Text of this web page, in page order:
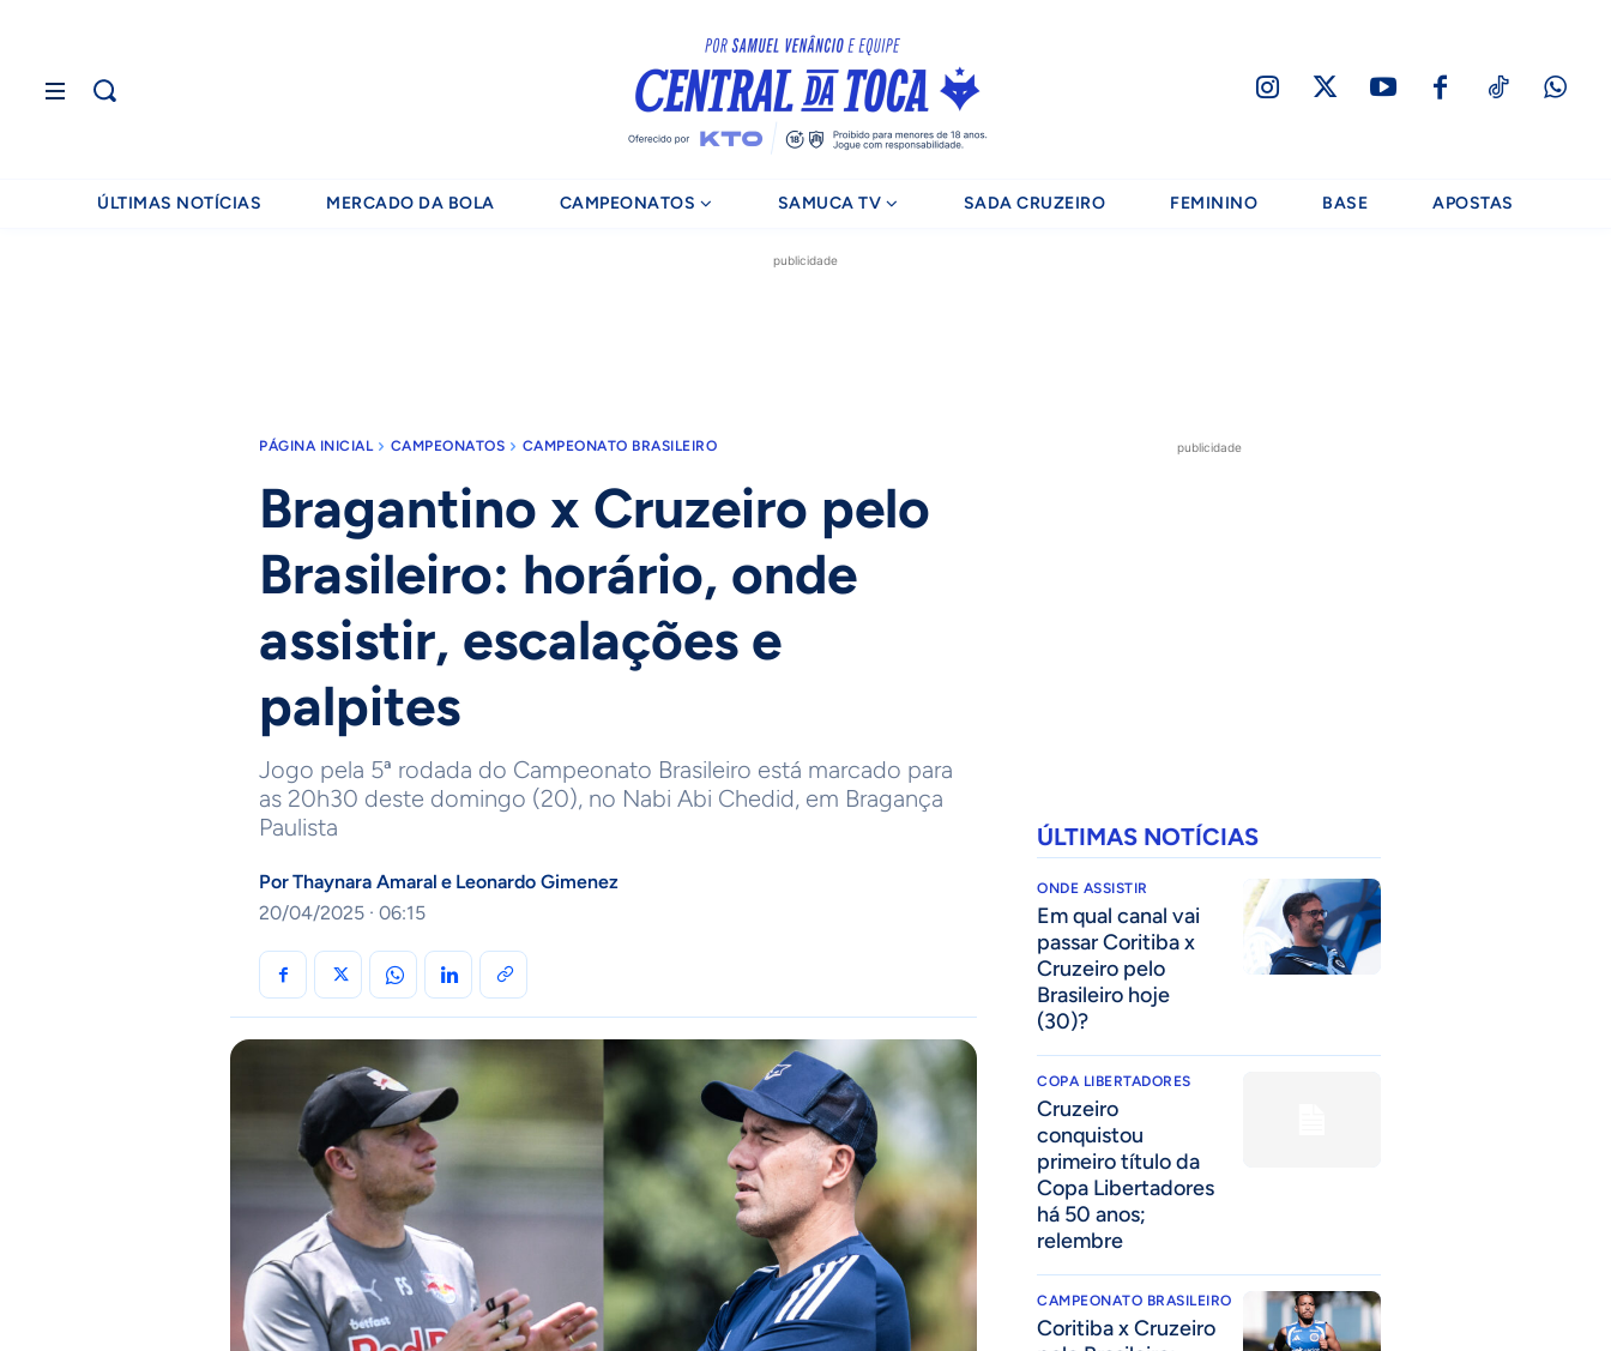
ÚLTIMAS NOTÍCIAS MERCADO DA BOLA CAMPEONATOS SAMUCA TV SADA CRUZEIRO FEMININO BASE APOSTAS
publicidade
PÁGINA INICIAL CAMPEONATOS CAMPEONATO BRASILEIRO
Bragantino x Cruzeiro pelo
Brasileiro: horário, onde
assistir, escalações e
palpites
Jogo pela 5ª rodada do Campeonato Brasileiro está marcado para
as 20h30 deste domingo (20), no Nabi Abi Chedid, em Bragança
Paulista
PorThaynara Amaral e Leonardo Gimenez
20/04/2025 · 06:15
publicidade
ÚLTIMAS NOTÍCIAS
ONDE ASSISTIR
Em qual canal vai
passar Coritiba x
Cruzeiro pelo
Brasileiro hoje
(30)?
COPA LIBERTADORES
Cruzeiro
conquistou
primeiro título da
Copa Libertadores
há 50 anos;
relembre
CAMPEONATO BRASILEIRO
Coritiba x Cruzeiro